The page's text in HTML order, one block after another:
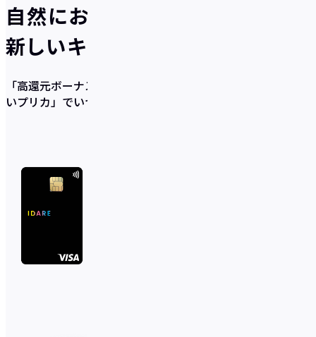
自然にお得が貯まる、
新しいキャッシュレスのかたち
「高還元ボーナス×充実の貯蓄サポート機能×使いやす
いプリカ」 でいつの間にか貯まるを実現